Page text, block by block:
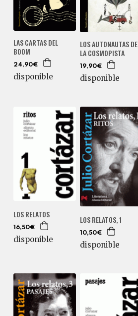
LAS CARTAS DEL
BOOM
24,90€
disponible
LOS AUTONAUTAS DE
LA COSMOPISTA
19,90€
disponible
LOS RELATOS
16,50€
disponible
LOS RELATOS, 1
10,50€
disponible